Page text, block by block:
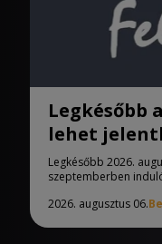
Legkésőbb
lehet
eljárásban
Legkésőbb 2026.
szeptemberben
2026. augusztus 06.